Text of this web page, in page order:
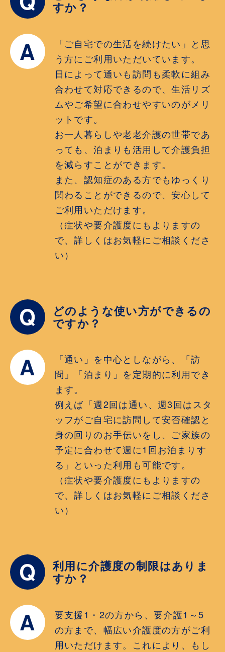
すか？
A
「ご自宅での生活を続けたい」と思
う方にご利用いただいています。
日によって通いも訪問も柔軟に組み
合わせて対応できるので、生活リズ
ムやご希望に合わせやすいのがメリ
ットです。
お一人暮らしや老老介護の世帯であ
っても、泊まりも活用して介護負担
を減らすことができます。
また、認知症のある方でもゆっくり
関わることができるので、安心して
ご利用いただけます。
（症状や要介護度にもよりますの
で、詳しくはお気軽にご相談くださ
い）
Q どのような使い方ができるの
ですか？
A
「通い」を中心としながら、「訪
問」「泊まり」を定期的に利用でき
ます。
例えば「週2回は通い、週3回はスタ
ッフがご自宅に訪問して安否確認と
身の回りのお手伝いをし、ご家族の
予定に合わせて週に1回お泊まりす
る」といった利用も可能です。
（症状や要介護度にもよりますの
で、詳しくはお気軽にご相談くださ
い）
Q 利用に介護度の制限はありま
すか？
A
要支援1・2の方から、要介護1～5
の方まで、幅広い介護度の方がご利
用いただけます。これにより、もし